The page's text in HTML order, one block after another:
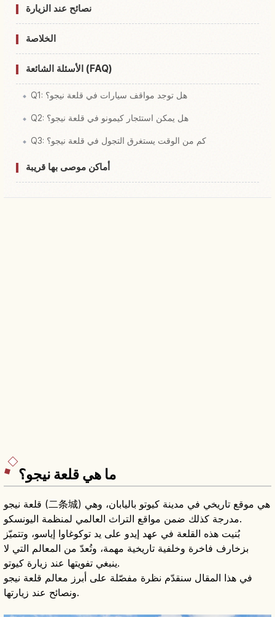
نصائح عند الزيارة
الخلاصة
الأسئلة الشائعة (FAQ)
Q1: هل توجد مواقف سيارات في قلعة نيجو؟
Q2: هل يمكن استئجار كيمونو في قلعة نيجو؟
Q3: كم من الوقت يستغرق التجول في قلعة نيجو؟
أماكن موصى بها قريبة
ما هي قلعة نيجو؟
قلعة نيجو (二条城) هي موقع تاريخي في مدينة كيوتو باليابان، وهي
مدرجة كذلك ضمن مواقع التراث العالمي لمنظمة اليونسكو.
بُنيت هذه القلعة في عهد إيدو على يد توكوغاوا إياسو، وتتميّز
بزخارف فاخرة وخلفية تاريخية مهمة، وتُعدّ من المعالم التي لا
ينبغي تفويتها عند زيارة كيوتو.
في هذا المقال سنقدّم نظرة مفصّلة على أبرز معالم قلعة نيجو
ونصائح عند زيارتها.